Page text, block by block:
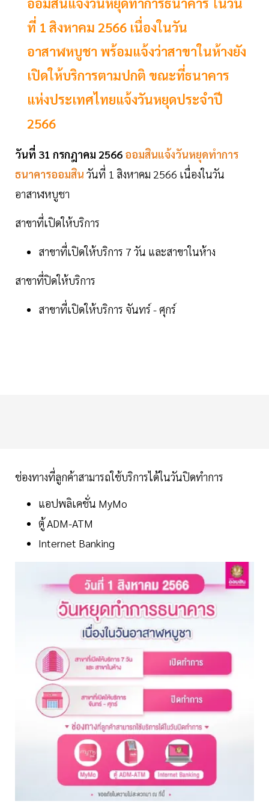
ที่ 1 สิงหาคม 2566 เนื่องในวัน
อาสาฬหบูชา พร้อมแจ้งว่าสาขาในห้างยัง
เปิดให้บริการตามปกติ ขณะที่ธนาคาร
แห่งประเทศไทยแจ้งวันหยุดประจำปี
2566
วันที่ 31 กรกฎาคม 2566 ออมสินแจ้งวันหยุดทำการ
ธนาคารออมสิน วันที่ 1 สิงหาคม 2566 เนื่องในวัน
อาสาฬหบูชา
สาขาที่เปิดให้บริการ
สาขาที่เปิดให้บริการ 7 วัน และสาขาในห้าง
สาขาที่ปิดให้บริการ
สาขาที่เปิดให้บริการ จันทร์ - ศุกร์
ช่องทางที่ลูกค้าสามารถใช้บริการได้ในวันปิดทำการ
แอปพลิเคชั่น MyMo
ตู้ ADM-ATM
Internet Banking